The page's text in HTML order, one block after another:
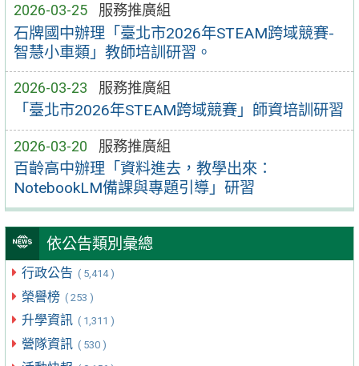
2026-03-25 服務推廣組
石牌國中辦理「臺北市2026年STEAM跨域競賽-
智慧小車類」教師培訓研習。
2026-03-23 服務推廣組
「臺北市2026年STEAM跨域競賽」師資培訓研習
2026-03-20 服務推廣組
百齡高中辦理「資料進去，教學出來：
NotebookLM備課與專題引導」研習
依公告類別彙總
行政公告 ( 5,414 )
榮譽榜 ( 253 )
升學資訊 ( 1,311 )
營隊資訊 ( 530 )